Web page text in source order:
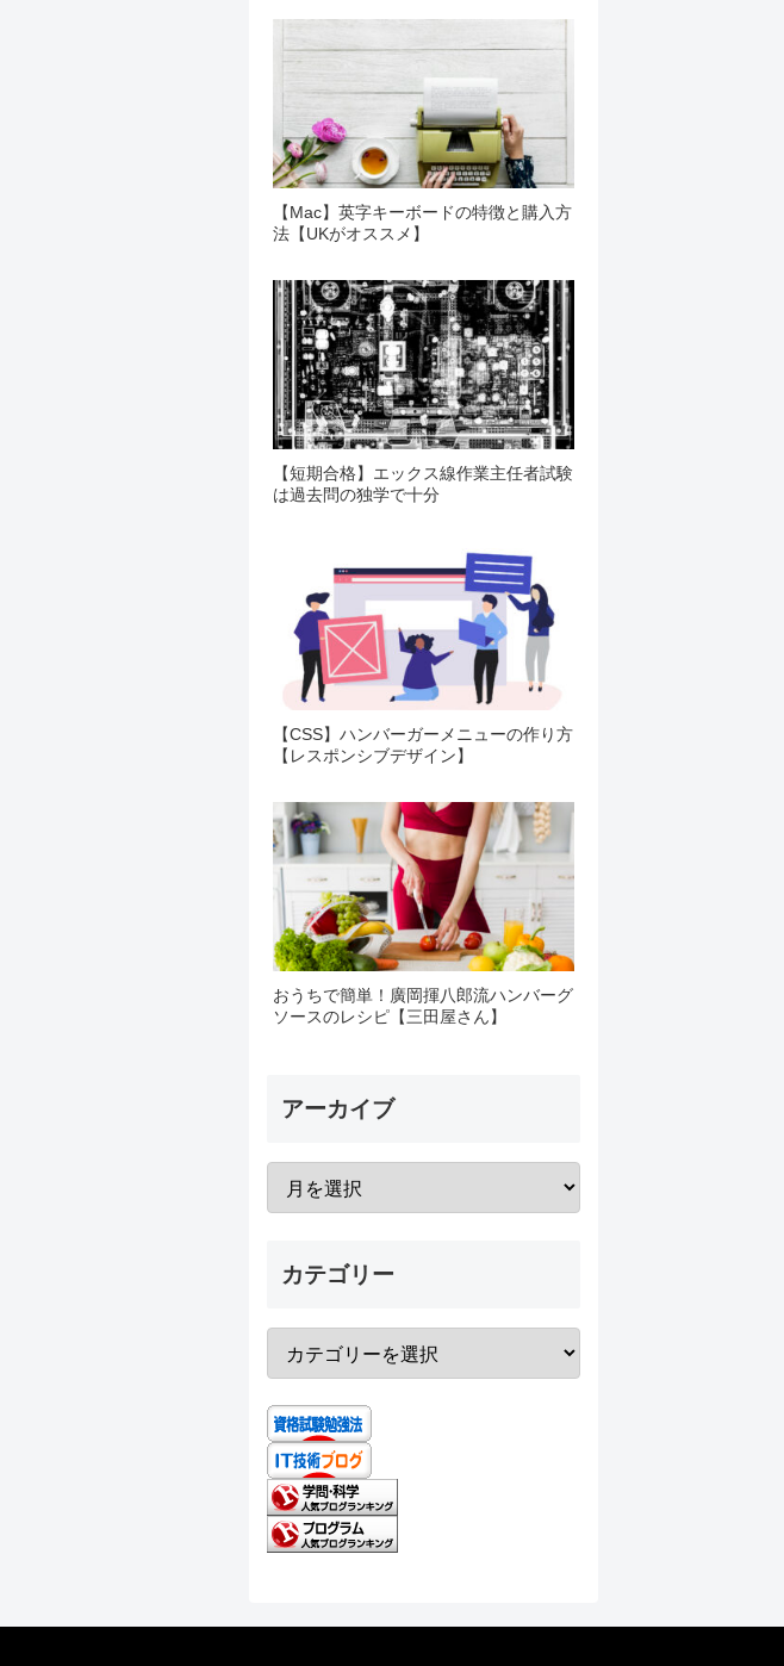
【Mac】英字キーボードの特徴と購入方
法【UKがオススメ】
【短期合格】エックス線作業主任者試験
は過去問の独学で十分
【CSS】ハンバーガーメニューの作り方
【レスポンシブデザイン】
おうちで簡単！廣岡揮八郎流ハンバーグ
ソースのレシピ【三田屋さん】
アーカイブ
カテゴリー